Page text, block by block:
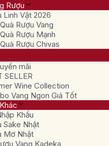
Rượu
Linh Vật 2026
Rượu Vang
Rượu Mạnh
Rượu Chivas
mãi
SELLER
Wine Collection
Vang Ngon Giá Tốt
Khẩu
Sake Nhật
Mơ Nhật
Vang Kadeka